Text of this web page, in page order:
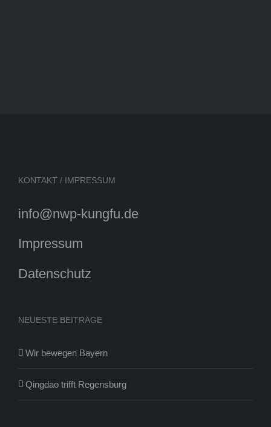
KONTAKT / IMPRESSUM
info@nwp-kungfu.de
Impressum
Datenschutz
NEUESTE BEITRÄGE
Wir bewegen Bayern
Qingdao trifft Regensburg